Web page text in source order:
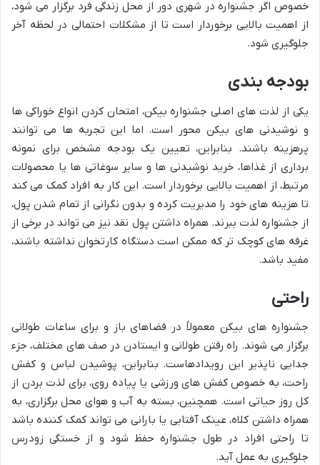
خصوص اگر جشنواره در شهری دور از محل زندگی فرد برگزار می شود،
از اهمیت بالایی برخوردار است تا از مشکلات احتمالی در لحظه آخر
جلوگیری شود.
بودجه بندی
یکی از لذت های اصلی جشنواره بیکن، امتحان کردن انواع خوراکی ها
و نوشیدنی های بیکن محور است. اما این تجربه ها می توانند
پرهزینه باشند. بنابراین، تعیین یک بودجه مشخص برای نمونه
برداری از غذاها، خرید نوشیدنی ها و سایر سوغاتی ها یا محصولات
مرتبط، از اهمیت بالایی برخوردار است. این کار به افراد کمک می کند
تا هزینه های خود را مدیریت کرده و بدون نگرانی از تمام شدن پول،
از جشنواره لذت ببرند. همراه داشتن پول نقد نیز می تواند در برخی از
غرفه های کوچک تر که ممکن است دستگاه کارتخوان نداشته باشند،
مفید باشد.
راحتی
جشنواره های بیکن معمولاً در فضاهای باز و برای ساعات طولانی
برگزار می شوند. راه رفتن طولانی و ایستادن در صف های مختلف، جزء
جدایی ناپذیر این رویدادهاست. بنابراین، پوشیدن لباس و کفش
راحت، به خصوص کفش های ورزشی یا پیاده روی، برای لذت بردن از
کل روز حیاتی است. همچنین، بسته به آب و هوای محل برگزاری، به
همراه داشتن کلاه، عینک آفتابی یا بارانی می تواند کمک کننده باشد
تا راحتی افراد در طول جشنواره حفظ شود و از خستگی زودرس
جلوگیری به عمل آید.